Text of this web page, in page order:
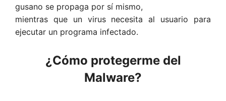
gusano se propaga por sí mismo,
mientras que un virus necesita al usuario para
ejecutar un programa infectado.
¿Cómo protegerme del
Malware?